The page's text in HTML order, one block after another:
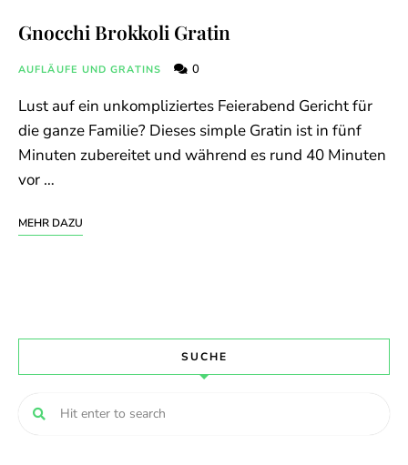
Gnocchi Brokkoli Gratin
AUFLÄUFE UND GRATINS 0
Lust auf ein unkompliziertes Feierabend Gericht für
die ganze Familie? Dieses simple Gratin ist in fünf
Minuten zubereitet und während es rund 40 Minuten
vor …
MEHR DAZU
SUCHE